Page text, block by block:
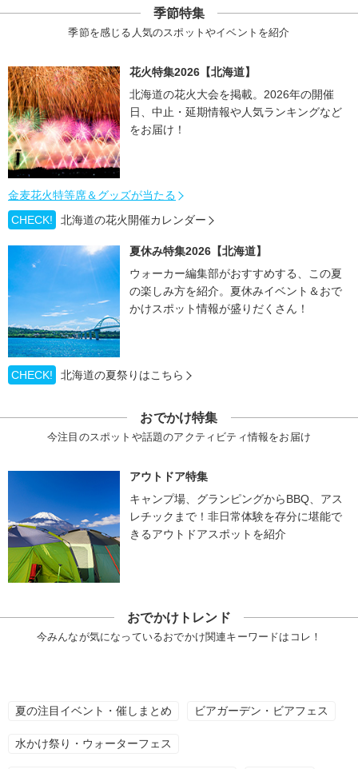
季節特集
季節を感じる人気のスポットやイベントを紹介
花火特集2026【北海道】
北海道の花火大会を掲載。2026年の開催
日、中止・延期情報や人気ランキングなど
をお届け！
金麦花火特等席＆グッズが当たる
CHECK!
北海道の花火開催カレンダー
夏休み特集2026【北海道】
ウォーカー編集部がおすすめする、この夏
の楽しみ方を紹介。夏休みイベント＆おで
かけスポット情報が盛りだくさん！
CHECK! 北海道の夏祭りはこちら
おでかけ特集
今注目のスポットや話題のアクティビティ情報をお届け
アウトドア特集
キャンプ場、グランピングからBBQ、アス
レチックまで！非日常体験を存分に堪能で
きるアウトドアスポットを紹介
おでかけトレンド
今みんなが気になっているおでかけ関連キーワードはコレ！
夏の注目イベント・催しまとめ ビアガーデン・ビアフェス
水かけ祭り・ウォーターフェス